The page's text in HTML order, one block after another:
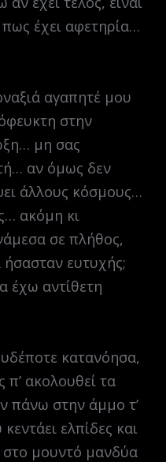
έχει αφετηρία…
αγαπητέ μου
στην
μη σας
αν όμως δεν
άλλους κόσμους…
ακόμη κι
σε πλήθος,
ήσασταν ευτυχής;
έχω αντίθετη
κατανόησα,
π’ ακολουθεί τα
πάνω στην άμμο τ’
ελπίδες και
μουντό μανδύα